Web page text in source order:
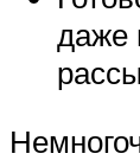
даже